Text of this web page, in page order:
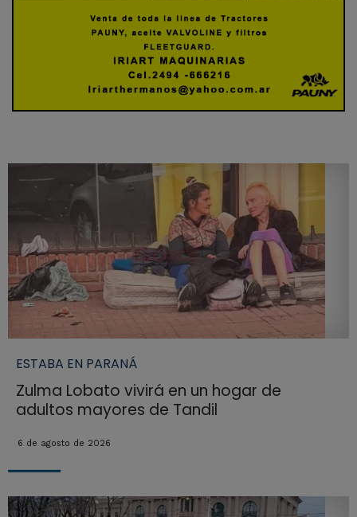
ESTABA EN PARANÁ
Zulma Lobato vivirá en un hogar de
adultos mayores de Tandil
6 de agosto de 2026